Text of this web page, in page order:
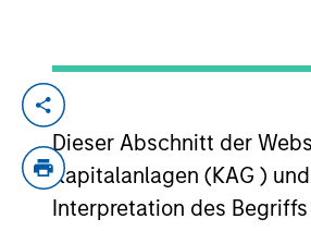
Dieser Abschnitt der
Kapitalanlagen (KAG )
Interpretation des
2026
In his 2026 Equity
the Bull Market Isn’t
equities—thanks to